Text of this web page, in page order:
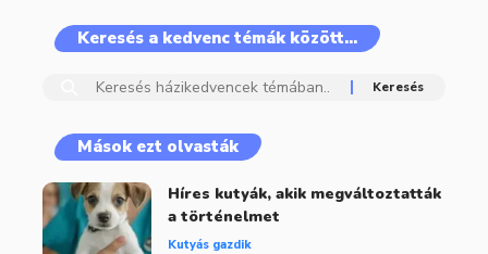
Keresés a kedvenc témák között…
Mások ezt olvasták
Híres kutyák, akik megváltoztatták
a történelmet
Kutyás gazdik